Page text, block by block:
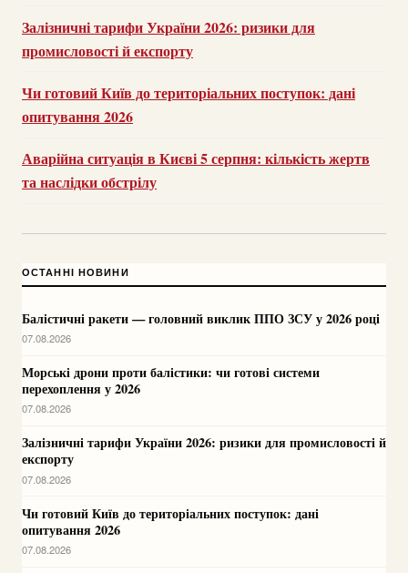
Залізничні тарифи України 2026: ризики для
промисловості й експорту
Чи готовий Київ до територіальних поступок: дані
опитування 2026
Аварійна ситуація в Києві 5 серпня: кількість жертв
та наслідки обстрілу
ОСТАННІ НОВИНИ
Балістичні ракети — головний виклик ППО ЗСУ у 2026 році
07.08.2026
Морські дрони проти балістики: чи готові системи
перехоплення у 2026
07.08.2026
Залізничні тарифи України 2026: ризики для промисловості й
експорту
07.08.2026
Чи готовий Київ до територіальних поступок: дані
опитування 2026
07.08.2026